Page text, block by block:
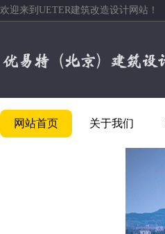
欢迎来到UETER建筑改造设计网站！
网站首页 关于我们